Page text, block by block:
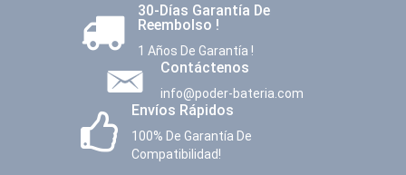
30-Días Garantía De
Reembolso !
1 Años De Garantía !
Contáctenos
info@poder-bateria.com
Envíos Rápidos
100% De Garantía De
Compatibilidad!